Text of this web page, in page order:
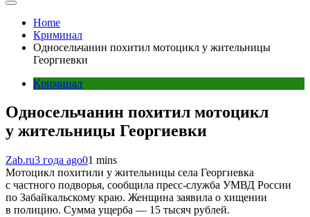
Home
Криминал
Односельчанин похитил мотоцикл у жительницы
Георгиевки
Криминал
Односельчанин похитил мотоцикл
у жительницы Георгиевки
Zab.ru3 года ago01 mins
Мотоцикл похитили у жительницы села Георгиевка
с частного подворья, сообщила пресс-служба УМВД России
по Забайкальскому краю. Женщина заявила о хищении
в полицию. Сумма ущерба — 15 тысяч рублей.